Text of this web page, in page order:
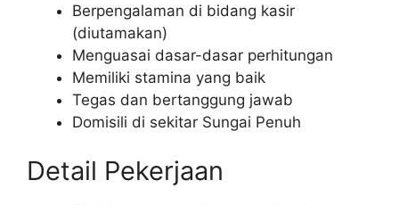
Berpengalaman di bidang kasir
(diutamakan)
Menguasai dasar-dasar perhitungan
Memiliki stamina yang baik
Tegas dan bertanggung jawab
Domisili di sekitar Sungai Penuh
Detail Pekerjaan